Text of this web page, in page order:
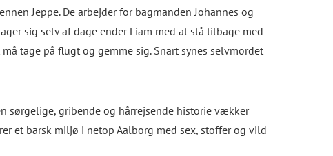
Jeppe. De arbejder for bagmanden Johannes og
sig selv af dage ender Liam med at stå tilbage med
tage på flugt og gemme sig. Snart synes selvmordet
sørgelige, gribende og hårrejsende historie vækker
et barsk miljø i netop Aalborg med sex, stoffer og vild